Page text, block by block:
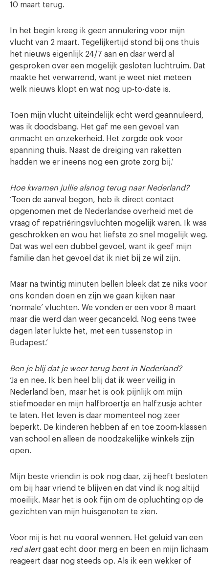
10 maart terug.
In het begin kreeg ik geen annulering voor mijn
vlucht van 2 maart. Tegelijkertijd stond bij ons thuis
het nieuws eigenlijk 24/7 aan en daar werd al
gesproken over een mogelijk gesloten luchtruim. Dat
maakte het verwarrend, want je weet niet meteen
welk nieuws klopt en wat nog up-to-date is.
Toen mijn vlucht uiteindelijk echt werd geannuleerd,
was ik doodsbang. Het gaf me een gevoel van
onmacht en onzekerheid. Het zorgde ook voor
spanning thuis. Naast de dreiging van raketten
hadden we er ineens nog een grote zorg bij.’
Hoe kwamen jullie alsnog terug naar Nederland?
‘Toen de aanval begon, heb ik direct contact
opgenomen met de Nederlandse overheid met de
vraag of repatriëringsvluchten mogelijk waren. Ik was
geschrokken en wou het liefste zo snel mogelijk weg.
Dat was wel een dubbel gevoel, want ik geef mijn
familie dan het gevoel dat ik niet bij ze wil zijn.
Maar na twintig minuten bellen bleek dat ze niks voor
ons konden doen en zijn we gaan kijken naar
‘normale’ vluchten. We vonden er een voor 8 maart
maar die werd dan weer gecanceld. Nog eens twee
dagen later lukte het, met een tussenstop in
Budapest.’
Ben je blij dat je weer terug bent in Nederland?
‘Ja en nee. Ik ben heel blij dat ik weer veilig in
Nederland ben, maar het is ook pijnlijk om mijn
stiefmoeder en mijn halfbroertje en halfzusje achter
te laten. Het leven is daar momenteel nog zeer
beperkt. De kinderen hebben af en toe zoom-klassen
van school en alleen de noodzakelijke winkels zijn
open.
Mijn beste vriendin is ook nog daar, zij heeft besloten
om bij haar vriend te blijven en dat vind ik nog altijd
moeilijk. Maar het is ook fijn om de opluchting op de
gezichten van mijn huisgenoten te zien.
Voor mij is het nu vooral wennen. Het geluid van een
red alertgaat echt door merg en been en mijn lichaam
reageert daar nog steeds op. Als ik een wekker of